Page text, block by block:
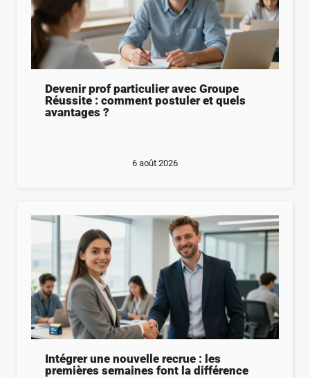
Devenir prof particulier avec Groupe
Réussite : comment postuler et quels
avantages ?
6 août 2026
Intégrer une nouvelle recrue : les
premières semaines font la différence